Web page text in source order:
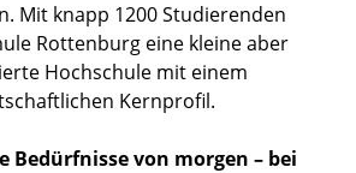
Mit knapp 1200 Studierenden
Rottenburg eine kleine aber
Hochschule mit einem
Kernprofil.
Bedürfnisse von morgen – bei